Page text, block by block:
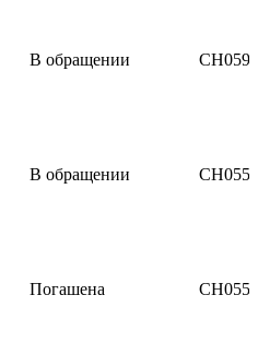
В обращении
В обращении
Погашена